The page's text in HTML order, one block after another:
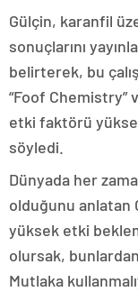
Gülçin, karanfil
sonuçlarını
belirterek, bu
“Foof Chemistry”
etki faktörü
söyledi.
Dünyada her
olduğunu anlatan
yüksek etki
olursak,
Mutlaka